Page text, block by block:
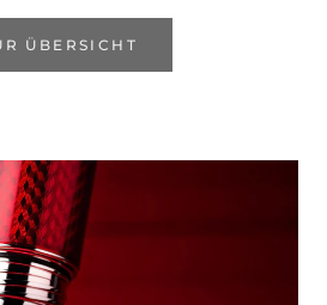
ÜBERSICHT